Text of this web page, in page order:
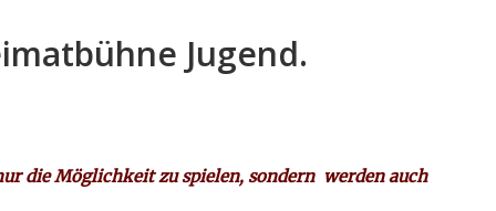
Jugend.
die Möglichkeit zu spielen, sondern werden auch